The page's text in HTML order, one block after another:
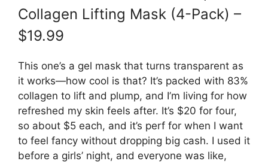
Collagen Lifting Mask (4-Pack) –
$19.99
This one’s a gel mask that turns transparent as
it works—how cool is that? It’s packed with 83%
collagen to lift and plump, and I’m living for how
refreshed my skin feels after. It’s $20 for four,
so about $5 each, and it’s perf for when I want
to feel fancy without dropping big cash. I used it
before a girls’ night, and everyone was like,